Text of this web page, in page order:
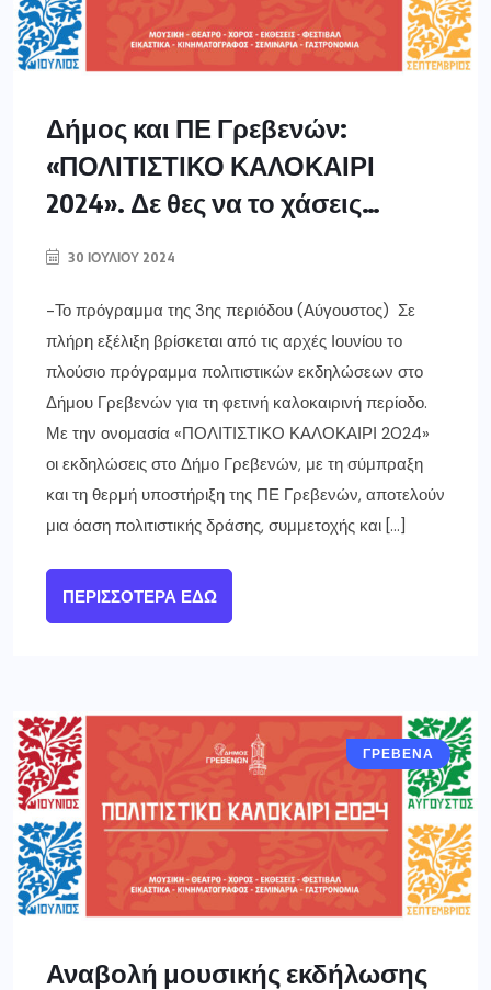
Δήμος και ΠΕ Γρεβενών:
«ΠΟΛΙΤΙΣΤΙΚΟ ΚΑΛΟΚΑΙΡΙ
2024». Δε θες να το χάσεις…
30 ΙΟΥΛΊΟΥ 2024
-Το πρόγραμμα της 3ης περιόδου (Αύγουστος) Σε
πλήρη εξέλιξη βρίσκεται από τις αρχές Ιουνίου το
πλούσιο πρόγραμμα πολιτιστικών εκδηλώσεων στο
Δήμου Γρεβενών για τη φετινή καλοκαιρινή περίοδο.
Με την ονομασία «ΠΟΛΙΤΙΣΤΙΚΟ ΚΑΛΟΚΑΙΡΙ 2024»
οι εκδηλώσεις στο Δήμο Γρεβενών, με τη σύμπραξη
και τη θερμή υποστήριξη της ΠΕ Γρεβενών, αποτελούν
μια όαση πολιτιστικής δράσης, συμμετοχής και […]
ΠΕΡΙΣΣΌΤΕΡΑ ΕΔΏ
ΓΡΕΒΕΝΑ
Αναβολή μουσικής εκδήλωσης